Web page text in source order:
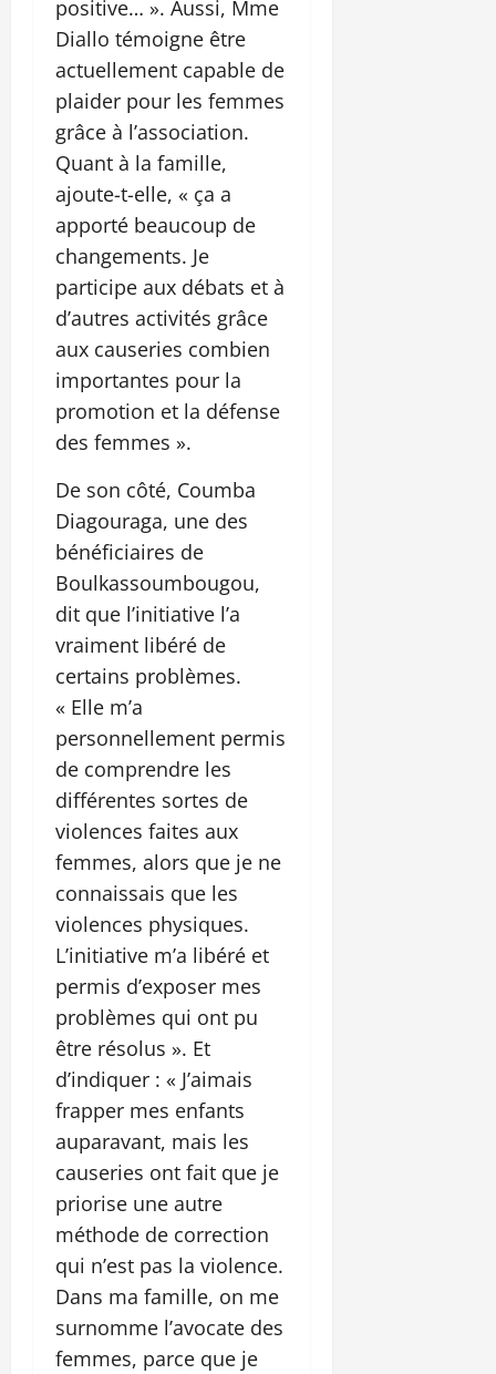
positive… ». Aussi, Mme
Diallo témoigne être
actuellement capable de
plaider pour les femmes
grâce à l’association.
Quant à la famille,
ajoute-t-elle, « ça a
apporté beaucoup de
changements. Je
participe aux débats et à
d’autres activités grâce
aux causeries combien
importantes pour la
promotion et la défense
des femmes ».
De son côté, Coumba
Diagouraga, une des
bénéficiaires de
Boulkassoumbougou,
dit que l’initiative l’a
vraiment libéré de
certains problèmes.
« Elle m’a
personnellement permis
de comprendre les
différentes sortes de
violences faites aux
femmes, alors que je ne
connaissais que les
violences physiques.
L’initiative m’a libéré et
permis d’exposer mes
problèmes qui ont pu
être résolus ». Et
d’indiquer : « J’aimais
frapper mes enfants
auparavant, mais les
causeries ont fait que je
priorise une autre
méthode de correction
qui n’est pas la violence.
Dans ma famille, on me
surnomme l’avocate des
femmes, parce que je